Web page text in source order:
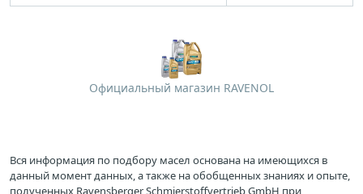
Официальный магазин RAVENOL
Вся информация по подбору масел основана на имеющихся в
данный момент данных, а также на обобщенных знаниях и опыте,
полученных Ravensberger Schmierstoffvertrieb GmbH при